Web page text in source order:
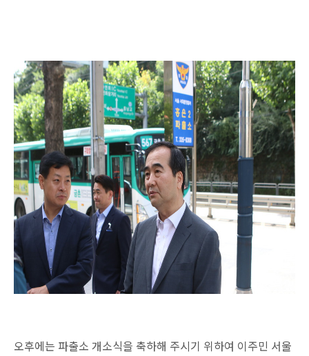
오후에는 파출소 개소식을 축하해 주시기 위하여 이주민 서울